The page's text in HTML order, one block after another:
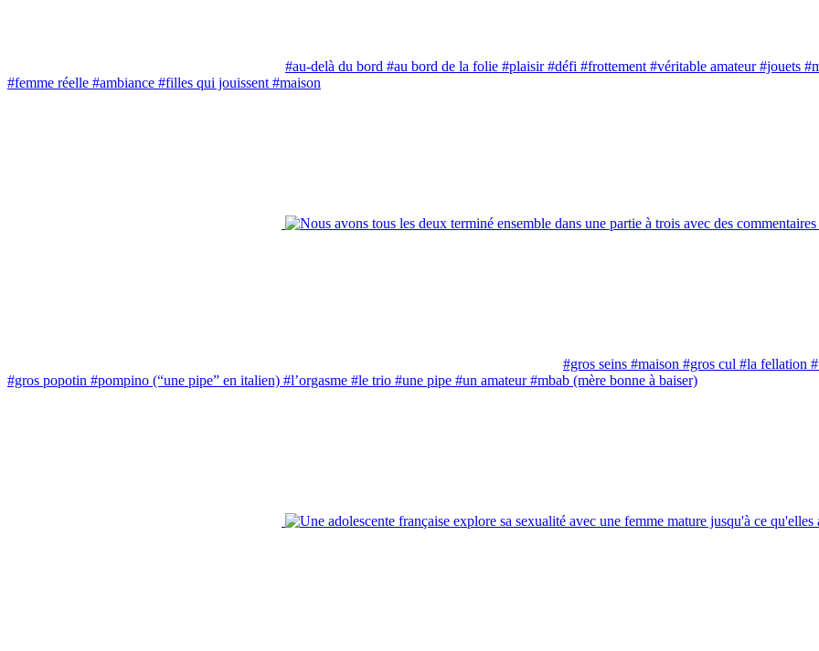
#au-delà du bord #au bord de la folie #plaisir#défi #frottement #véritable amateur#jouets
#femme réelle #ambiance #filles qui jouissent #maison
#gros seins #maison #gros cul #la fellation
#gros popotin #pompino (“une pipe” en italien) #l’orgasme #le trio #une pipe #un amateur#mbab (mère bonne à baiser)